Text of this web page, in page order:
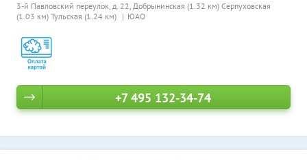
3-й Павловский переулок, д. 22, Добрынинская (1.32 км) Серпуховская
(1.03 км) Тульская (1.24 км) ЮАО
+7 495 132-34-74